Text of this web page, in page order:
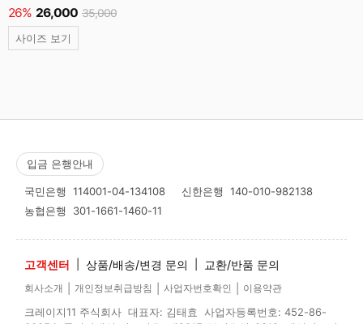
26% 26,000 35,000
사이즈 보기
입금 은행안내
국민은행 114001-04-134108 신한은행 140-010-982138
농협은행 301-1661-1460-11
고객센터 상품/배송/변경 문의 교환/반품 문의
회사소개 개인정보취급방침 사업자번호확인 이용약관
크레이지11 주식회사 대표자: 김태효 사업자등록번호: 452-86-